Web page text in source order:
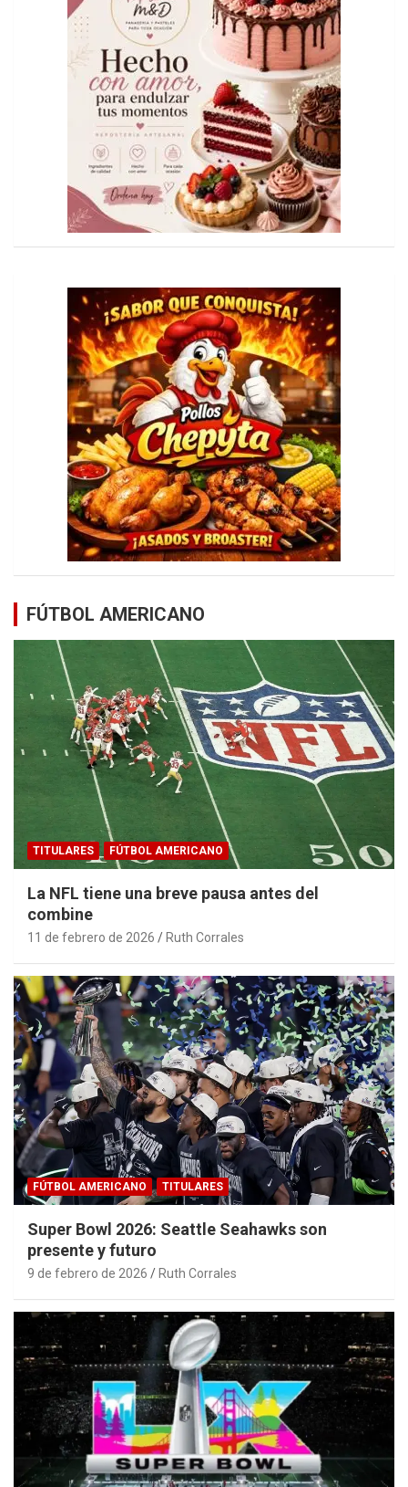
FÚTBOL AMERICANO
TITULARES FÚTBOL AMERICANO
La NFL tiene una breve pausa antes del
combine
11 de febrero de 2026 Ruth Corrales
FÚTBOL AMERICANO TITULARES
Super Bowl 2026: Seattle Seahawks son
presente y futuro
9 de febrero de 2026 Ruth Corrales